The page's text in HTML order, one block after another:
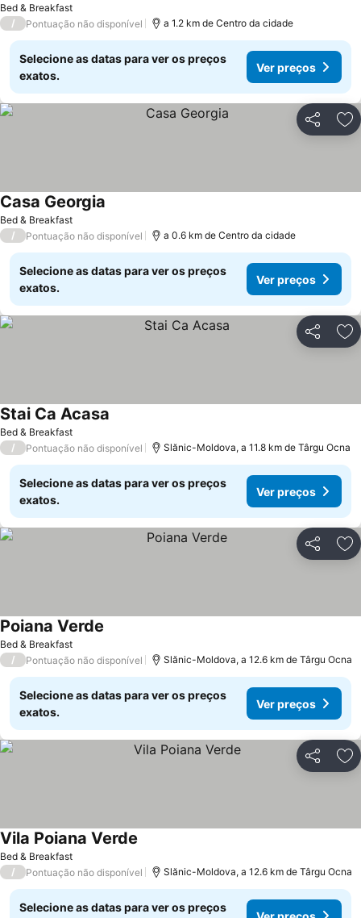
Bed & Breakfast
/ Pontuação não disponível a 1.2 km de Centro da cidade
Selecione as datas para ver os preços
exatos.
Ver preços
Partilhar
Bed & Breakfast
Casa Georgia
/ Pontuação não disponível a 0.6 km de Centro da cidade
Selecione as datas para ver os preços
exatos.
Ver preços
Partilhar
Bed & Breakfast
Stai Ca Acasa
/ Pontuação não disponível Slănic-Moldova, a 11.8 km de Târgu Ocna
Selecione as datas para ver os preços
exatos.
Ver preços
Partilhar
Bed & Breakfast
Poiana Verde
/ Pontuação não disponível Slănic-Moldova, a 12.6 km de Târgu Ocna
Selecione as datas para ver os preços
exatos.
Ver preços
Partilhar
Bed & Breakfast
Vila Poiana Verde
/ Pontuação não disponível Slănic-Moldova, a 12.6 km de Târgu Ocna
Selecione as datas para ver os preços